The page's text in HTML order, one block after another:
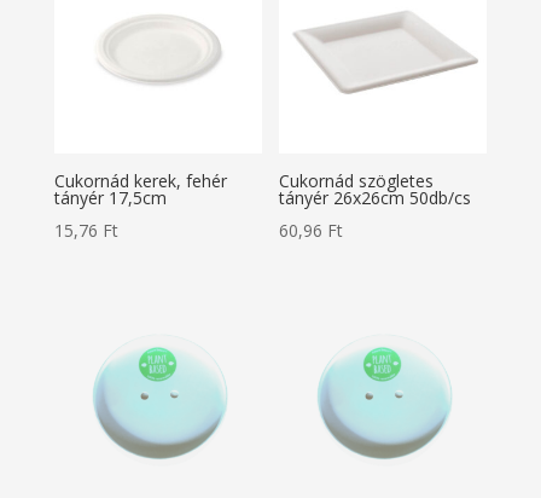
Cukornád kerek, fehér
tányér 17,5cm
15,76 Ft
Cukornád szögletes
tányér 26x26cm 50db/cs
60,96 Ft